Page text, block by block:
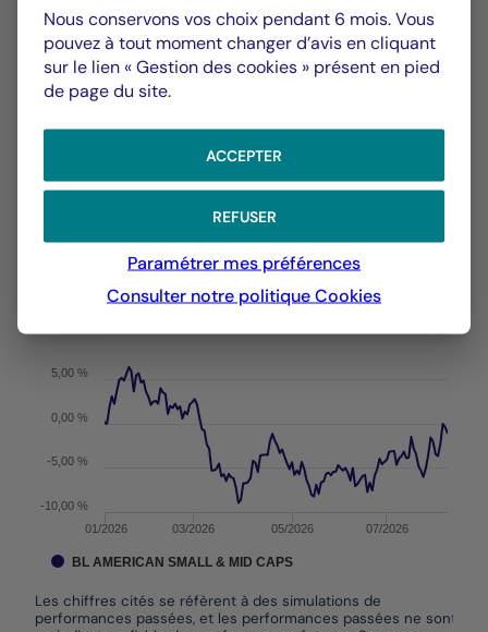
GRAPHIQUE TABLEAU
Performances
En date du 06/08/2026
Chart
Chart with 143 data points.
Les chiffres cités se réfèrent à des simulations de
The chart has 1 Y axis displaying values. Data ranges
Les chiffres cités se réfèrent à des simulations de
performances passées, et les performances passées ne sont pas
01/2026 03/2026 05/2026 07/2026
0,00 %
-10,00 %
-5,00 %
5,00 %
YTD ▾
Du : 31/12/2025 Au : 06/08/2026
BL AMERICAN SMALL & MID CAPS
Nous conservons vos choix pendant 6 mois. Vous
pouvez à tout moment changer d’avis en cliquant
sur le lien « Gestion des cookies » présent en pied
de page du site.
ACCEPTER
REFUSER
Paramétrer mes préférences
Consulter notre politiqueCookies